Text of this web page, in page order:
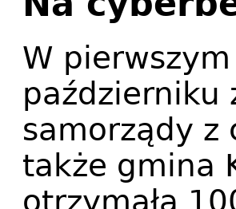
W
październiku
samorządy z
także gmina
otrzymała